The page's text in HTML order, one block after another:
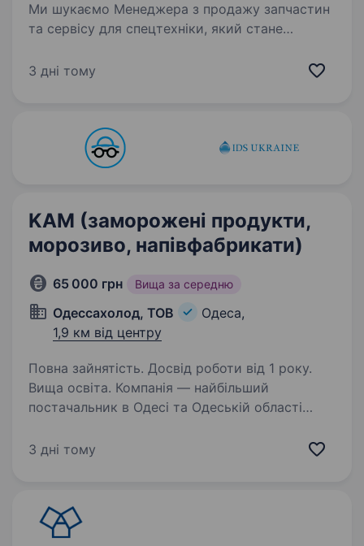
Ми шукаємо Менеджера з продажу запчастин
та сервісу для спецтехніки, який стане
та клієнтами, допомагаючи забезпечити їх
3 дні тому
KAM (заморожені продукти,
морозиво, напівфабрикати)
65 000 грн Вища за середню
Одессахолод, ТОВ
Одеса,
1,9 км від центру
Повна зайнятість. Досвід роботи від 1 року.
Вища освіта. Компанія — найбільший
постачальник в Одесі та Одеській області
харчування відомих торгових марок (Ласунка,
3 дні тому